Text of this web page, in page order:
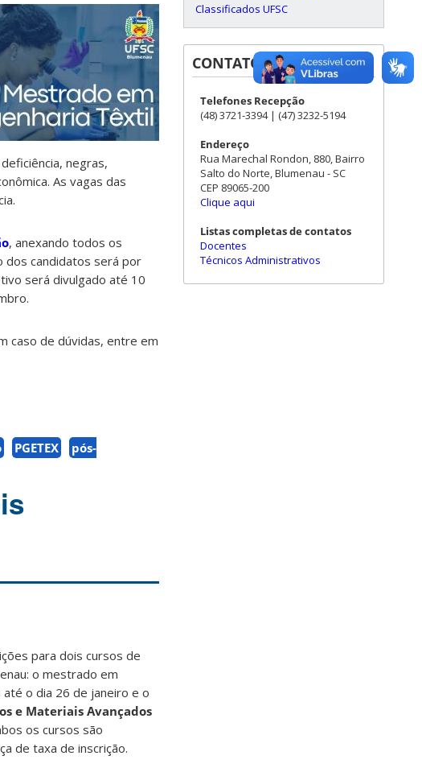
negras,
As vagas das
, anexando todos os
dos candidatos será por
será divulgado até 10
caso de dúvidas, entre em
PGETEX
pós-
para dois cursos de
o mestrado em
o dia 26 de janeiro e o
e Materiais Avançados
os cursos são
de taxa de inscrição.
Classificados UFSC
CONTATOS
Telefones Recepção
(48) 3721-3394 | (47) 3232-5194
Endereço
Rua Marechal Rondon, 880, Bairro
Salto do Norte, Blumenau - SC
CEP 89065-200
Clique aqui
Listas completas de contatos
Docentes
Técnicos Administrativos